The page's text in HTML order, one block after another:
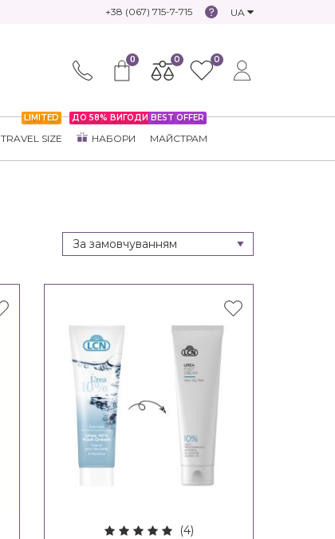
+38 (067) 715-7-715 UA
0 0 0
LIMITED
TRAVEL SIZE
ДО 58% ВИГОДИ
НАБОРИ
BEST OFFER
МАЙСТРАМ
(4)